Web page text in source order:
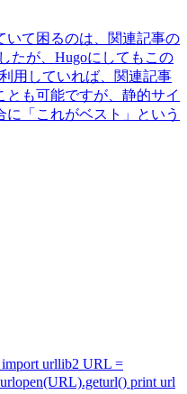
いて困るのは、関連記事の
たが、Hugoにしてもこの
用していれば、関連記事
も可能ですが、静的サイ
に「これがベスト」という
urllib2 URL =
print url